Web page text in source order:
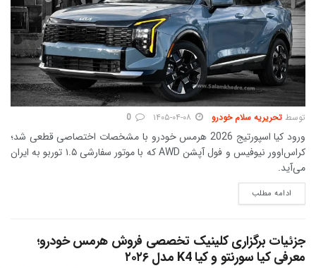
توسط تحریریه سلام خودرو
ورود کیا اسپورتیج 2026 هرمس خودرو با مشخصات اختصاصی قطعی شد؛
کراس‌اوور نیوفیس و فول آپشن AWD که با موتور سفارشی ۱.۵ توربو به ایران
می‌آید.
ادامه مطلبDETAILS
جزئیات برگزاری کلینیک تخصصی فروش هرمس خودرو؛
معرفی کیا سورنتو و کیا K4 مدل ۲۰۲۶